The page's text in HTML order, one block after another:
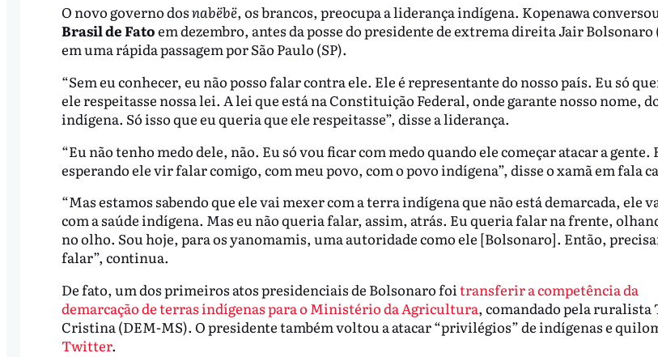
O novo governo dosnabëbë, os brancos, preocupa a liderança indígena. Kopenawa
Brasil de Fatoem dezembro, antes da posse do presidente de extrema direita Jair Bolsonaro
em uma rápida passagem por São Paulo (SP).
“Sem eu conhecer, eu não posso falar contra ele. Ele é representante do nosso país. Eu só
ele respeitasse nossa lei. A lei que está na Constituição Federal, onde garante nosso nome,
indígena. Só isso que eu queria que ele respeitasse”, disse a liderança.
“Eu não tenho medo dele, não. Eu só vou ficar com medo quando ele começar atacar a gente.
esperando ele vir falar comigo, com meu povo, com o povo indígena”, disse o xamã em fala
“Mas estamos sabendo que ele vai mexer com a terra indígena que não está demarcada, ele
com a saúde indígena. Mas eu não queria falar, assim, atrás. Eu queria falar na frente,
no olho. Sou hoje, para os yanomamis, uma autoridade como ele [Bolsonaro]. Então,
falar”, continua.
De fato, um dos primeiros atos presidenciais de Bolsonaro foitransferir a competência da
demarcação de terras indígenas para o Ministério da Agricultura, comandado pela ruralista
Cristina (DEM-MS). O presidente também voltou a atacar “privilégios” de indígenas e
Twitter.